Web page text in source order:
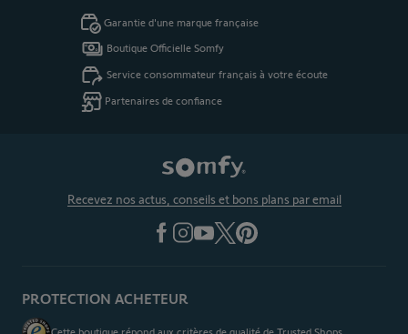
Garantie d'une marque française
Boutique Officielle Somfy
Service consommateur français à votre écoute
Partenaires de confiance
Recevez nos actus, conseils et bons plans par email
PROTECTION ACHETEUR